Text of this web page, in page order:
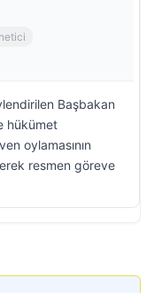
Başbakan
hükümet
oylamasının
resmen göreve